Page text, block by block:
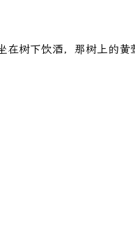
树下饮酒，那树上的